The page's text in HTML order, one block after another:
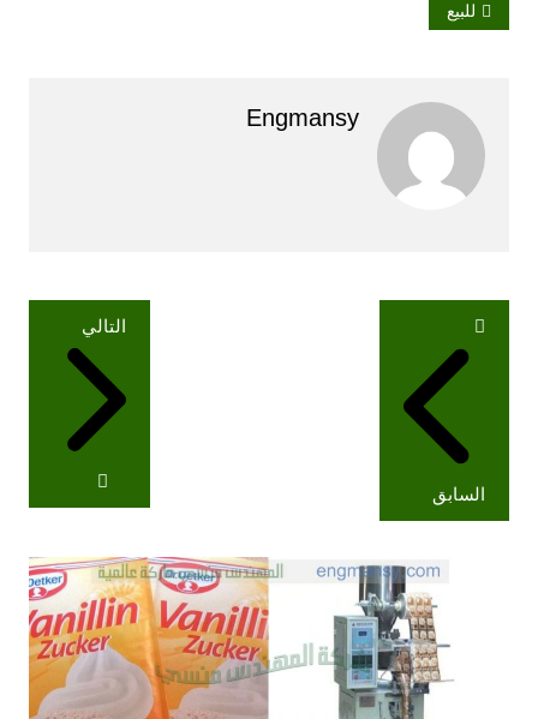
للبيع
Engmansy
تصفّح
المقالات
السابق
التالي